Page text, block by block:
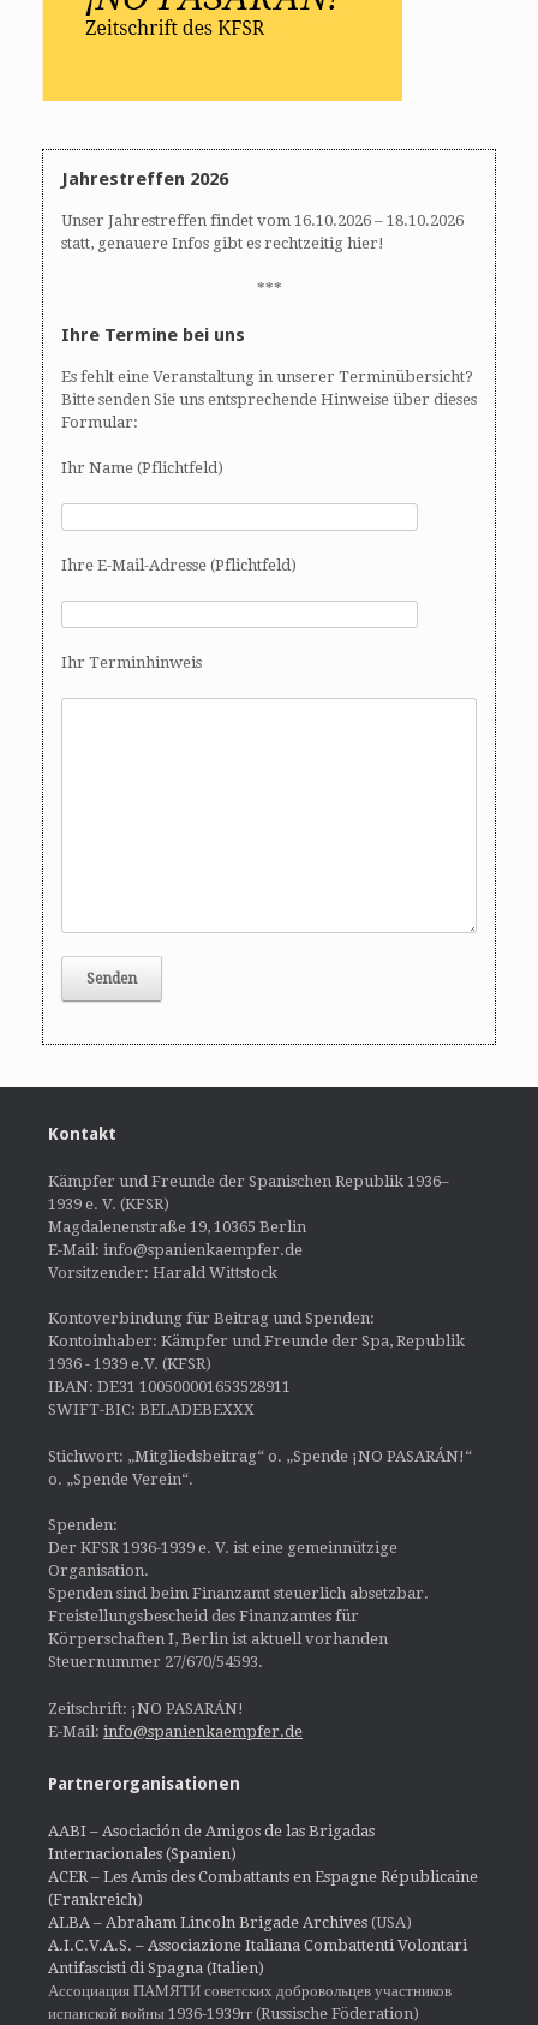
Jahrestreffen 2026
Unser Jahrestreffen findet vom 16.10.2026 – 18.10.2026
statt, genauere Infos gibt es rechtzeitig hier!
***
Ihre Termine bei uns
Es fehlt eine Veranstaltung in unserer Terminübersicht?
Bitte senden Sie uns entsprechende Hinweise über dieses
Formular:
Ihr Name (Pflichtfeld)
Ihre E-Mail-Adresse (Pflichtfeld)
Ihr Terminhinweis
Kontakt
Kämpfer und Freunde der Spanischen Republik 1936–
1939 e. V. (KFSR)
Magdalenenstraße 19, 10365 Berlin
E-Mail: info@spanienkaempfer.de
Vorsitzender: Harald Wittstock
Kontoverbindung für Beitrag und Spenden:
Kontoinhaber: Kämpfer und Freunde der Spa, Republik
1936 - 1939 e.V. (KFSR)
IBAN: DE31 100500001653528911
SWIFT-BIC: BELADEBEXXX
Stichwort: „Mitgliedsbeitrag“ o. „Spende ¡NO PASARÁN!“
o. „Spende Verein“.
Spenden:
Der KFSR 1936-1939 e. V. ist eine gemeinnützige
Organisation.
Spenden sind beim Finanzamt steuerlich absetzbar.
Freistellungsbescheid des Finanzamtes für
Körperschaften I, Berlin ist aktuell vorhanden
Steuernummer 27/670/54593.
Zeitschrift: ¡NO PASARÁN!
E-Mail: info@spanienkaempfer.de
Partnerorganisationen
AABI – Asociación de Amigos de las Brigadas
Internacionales (Spanien)
ACER – Les Amis des Combattants en Espagne Républicaine
(Frankreich)
ALBA – Abraham Lincoln Brigade Archives (USA)
A.I.C.V.A.S. – Associazione Italiana Combattenti Volontari
Antifascisti di Spagna (Italien)
Ассоциация ПАМЯТИ советских добровольцев участников
испанской войны 1936-1939гг (Russische Föderation)